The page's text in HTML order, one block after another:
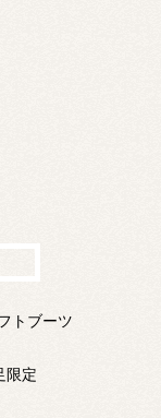
トブーツ
限定